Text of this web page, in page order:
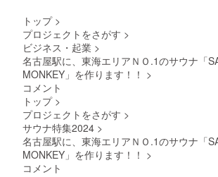
トップ >
プロジェクトをさがす >
ビジネス・起業 >
名古屋駅に、東海エリアＮＯ.1のサウナ「
MONKEY」を作ります！！ >
コメント
トップ >
プロジェクトをさがす >
サウナ特集2024 >
名古屋駅に、東海エリアＮＯ.1のサウナ「
MONKEY」を作ります！！ >
コメント